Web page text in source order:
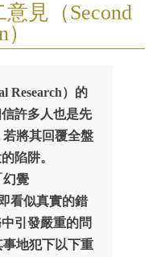
見（Second
Research）的
許多人也是先
將其回覆全盤
陷阱。
幻覺
看似真實的錯
引發嚴重的問
地犯下以下重